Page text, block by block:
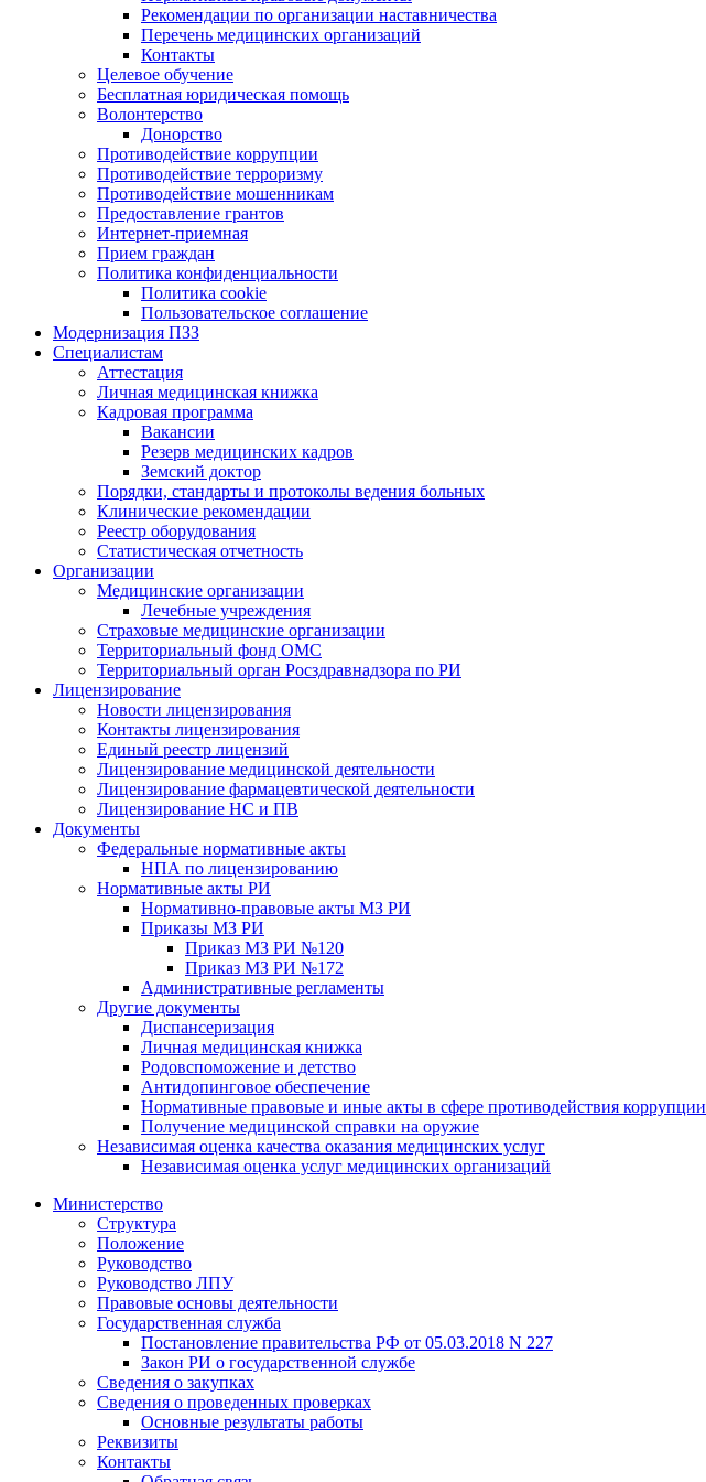
Рекомендации по организации наставничества
Перечень медицинских организаций
Контакты
Целевое обучение
Бесплатная юридическая помощь
Волонтерство
Донорство
Противодействие коррупции
Противодействие терроризму
Противодействие мошенникам
Предоставление грантов
Интернет-приемная
Прием граждан
Политика конфиденциальности
Политика cookie
Пользовательское соглашение
Модернизация ПЗЗ
Специалистам
Аттестация
Личная медицинская книжка
Кадровая программа
Вакансии
Резерв медицинских кадров
Земский доктор
Порядки, стандарты и протоколы ведения больных
Клинические рекомендации
Реестр оборудования
Статистическая отчетность
Организации
Медицинские организации
Лечебные учреждения
Страховые медицинские организации
Территориальный фонд ОМС
Территориальный орган Росздравнадзора по РИ
Лицензирование
Новости лицензирования
Контакты лицензирования
Единый реестр лицензий
Лицензирование медицинской деятельности
Лицензирование фармацевтической деятельности
Лицензирование НС и ПВ
Документы
Федеральные нормативные акты
НПА по лицензированию
Нормативные акты РИ
Нормативно-правовые акты МЗ РИ
Приказы МЗ РИ
Приказ МЗ РИ №120
Приказ МЗ РИ №172
Административные регламенты
Другие документы
Диспансеризация
Личная медицинская книжка
Родовспоможение и детство
Антидопинговое обеспечение
Нормативные правовые и иные акты в сфере противодействия коррупции
Получение медицинской справки на оружие
Независимая оценка качества оказания медицинских услуг
Независимая оценка услуг медицинскиx организаций
Министерство
Структура
Положение
Руководство
Руководство ЛПУ
Правовые основы деятельности
Государственная служба
Постановление правительства РФ от 05.03.2018 N 227
Закон РИ о государственной службе
Сведения о закупках
Сведения о проведенных проверках
Основные результаты работы
Реквизиты
Контакты